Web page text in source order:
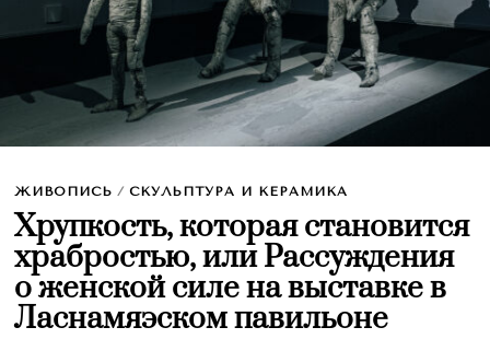
ЖИВОПИСЬ / СКУЛЬПТУРА И КЕРАМИКА
Хрупкость, которая становится
храбростью, или Рассуждения
о женской силе на выставке в
Ласнамяэском павильоне